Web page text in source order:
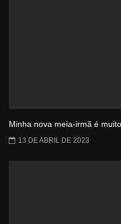
Minha nova meia-irmã é
13 DE ABRIL DE 2023